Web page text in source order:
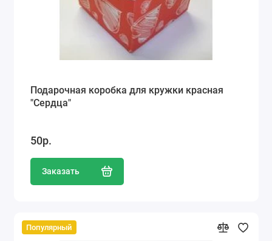
Подарочная коробка для кружки красная
"Сердца"
50р.
Заказать
Популярный